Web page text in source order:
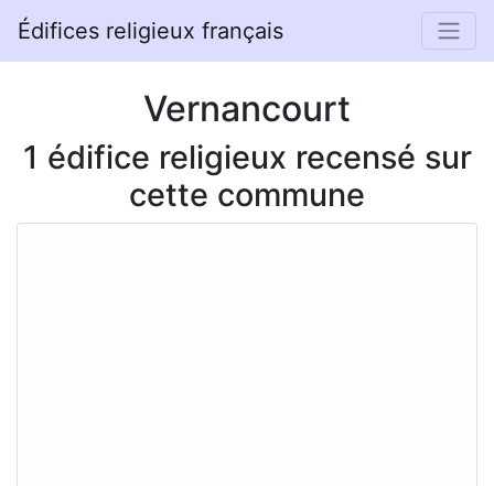
Édifices religieux français
Vernancourt
1 édifice religieux recensé sur
cette commune